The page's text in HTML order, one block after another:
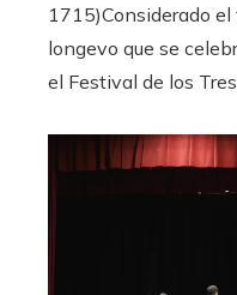
1715)Considerado
longevo que se
el Festival de los Tres